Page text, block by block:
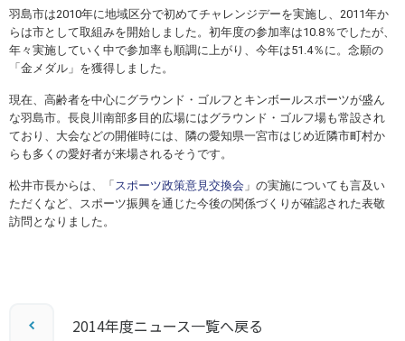
メールマガジン
「SSFニュース」
アクセス
個人情報保護方針
スポーツボランティア
スポーツ政策・予算
健康とスポーツ
社会づくり
自治体との連携
各教育機関との連携
羽島市は2010年に地域区分で初めてチャレンジデーを実施し、2011年か
らは市として取組みを開始しました。初年度の参加率は10.8％でしたが、
年々実施していく中で参加率も順調に上がり、今年は51.4％に。念願の
「金メダル」を獲得しました。
現在、高齢者を中心にグラウンド・ゴルフとキンボールスポーツが盛ん
な羽島市。長良川南部多目的広場にはグラウンド・ゴルフ場も常設され
ており、大会などの開催時には、隣の愛知県一宮市はじめ近隣市町村か
らも多くの愛好者が来場されるそうです。
松井市長からは、「 スポーツ政策意見交換会 」の実施についても言及い
ただくなど、スポーツ振興を通じた今後の関係づくりが確認された表敬
訪問となりました。
2014年度ニュース一覧へ戻る